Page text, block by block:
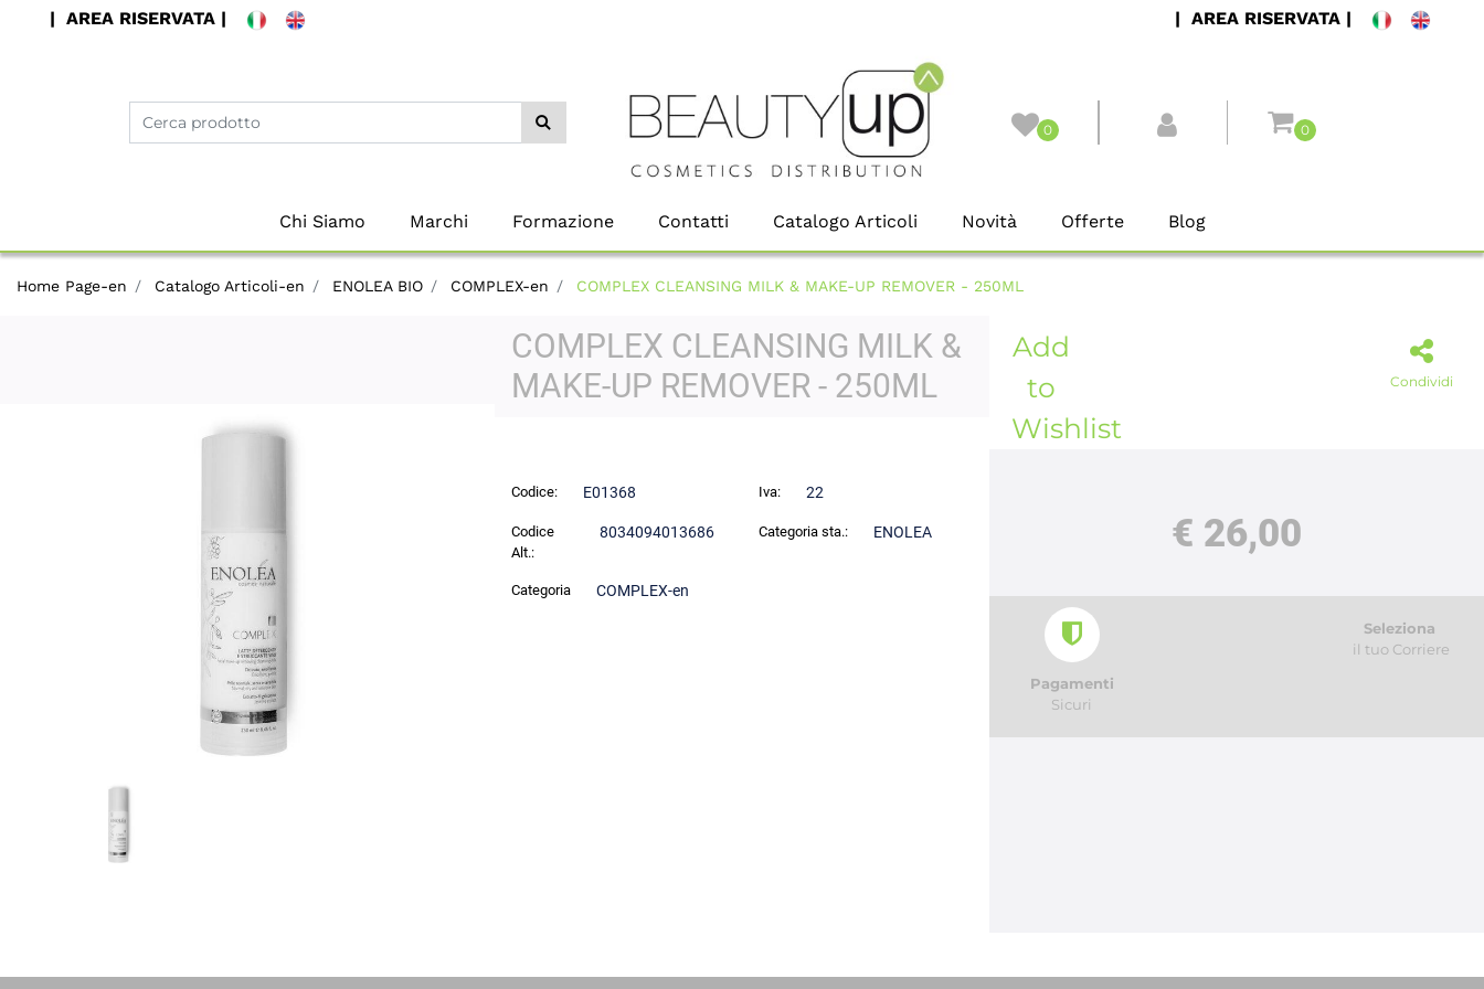
| AREA RISERVATA | | AREA RISERVATA |
0 0
Chi Siamo Marchi Formazione Contatti Catalogo Articoli Novità Offerte Blog
Home Page-en Catalogo Articoli-en ENOLEA BIO COMPLEX-en COMPLEX CLEANSING MILK & MAKE-UP REMOVER - 250ML
COMPLEX CLEANSING MILK &
MAKE-UP REMOVER - 250ML
Codice: E01368
Codice
Alt.:
8034094013686
Categoria COMPLEX-en
Iva: 22
Categoria sta.: ENOLEA
Add
to
Wishlist
Condividi
€ 26,00
Pagamenti
Sicuri
Seleziona
il tuo Corriere